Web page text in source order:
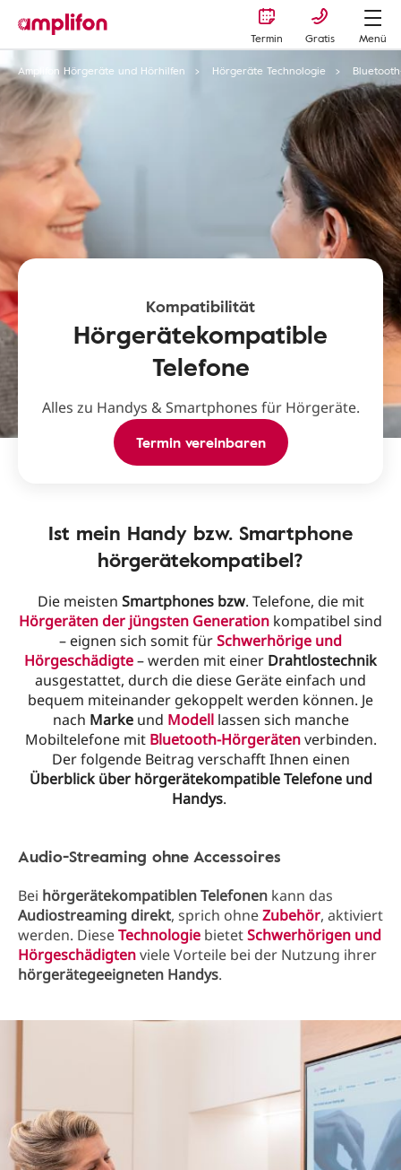
Termin Gratis
Menü
Amplifon Hörgeräte und Hörhilfen
Hörgeräte Technologie
Kompatibilität
Hörgerätekompatible
Telefone
Alles zu Handys & Smartphones für Hörgeräte.
Termin vereinbaren
Ist mein Handy bzw. Smartphone
hörgerätekompatibel?
Die meisten Smartphones bzw. Telefone, die mit
Hörgeräten der jüngsten Generation kompatibel sind
– eignen sich somit fürSchwerhörige und
Hörgeschädigte– werden mit einer Drahtlostechnik
ausgestattet, durch die diese Geräte einfach und
bequem miteinander gekoppelt werden können. Je
nach Markeund Modelllassen sich manche
Mobiltelefone mit Bluetooth-Hörgerätenverbinden.
Der folgende Beitrag verschafft Ihnen einen
Überblick über hörgerätekompatible Telefone und
Handys.
Audio-Streaming ohne Accessoires
Bei hörgerätekompatiblen Telefonen kann das
Audiostreaming direkt, sprich ohneZubehör, aktiviert
werden. DieseTechnologie bietetSchwerhörigen und
Hörgeschädigtenviele Vorteile bei der Nutzung ihrer
hörgerätegeeigneten Handys.